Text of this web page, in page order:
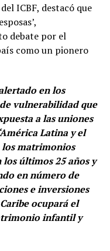
ICBF, destacó que
debate por el
como un pionero
en los
vulnerabilidad que
a las uniones
Latina y el
los matrimonios
últimos 25 años y
en número de
e inversiones
ocupará el
infantil y